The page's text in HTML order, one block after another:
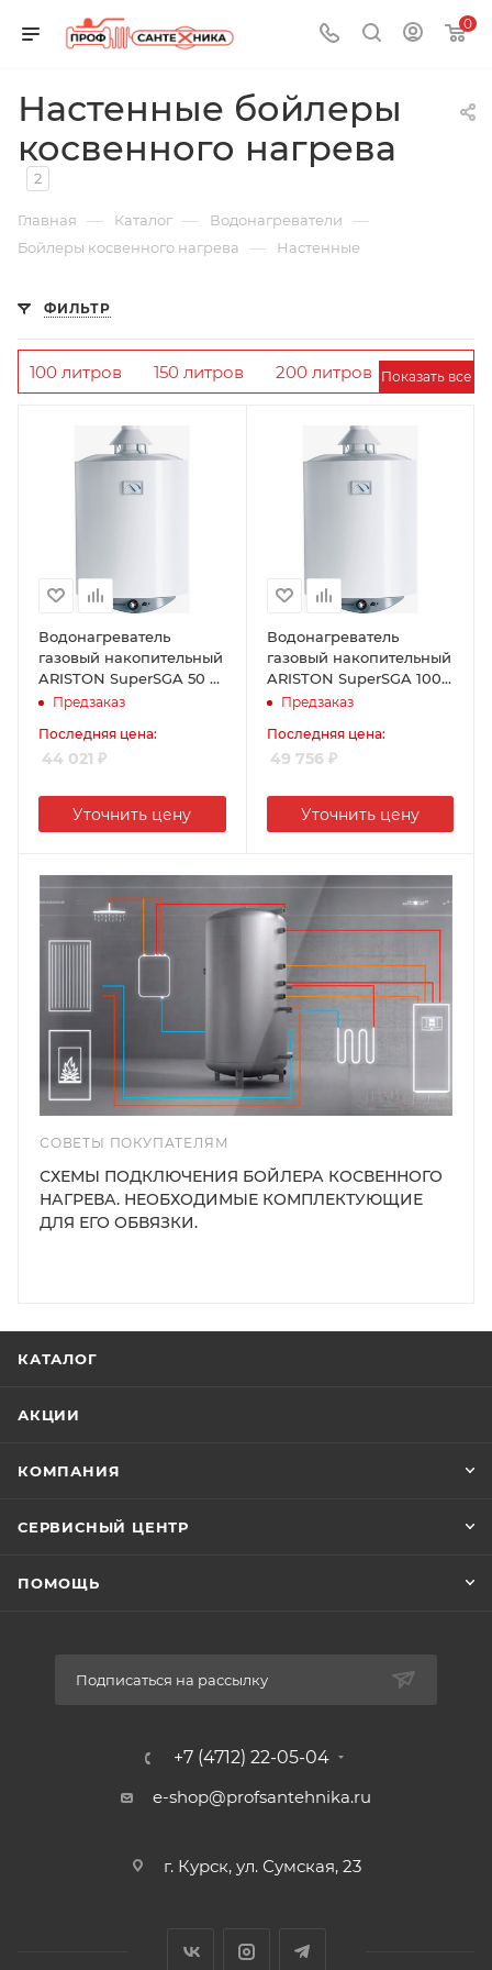
0
Настенные бойлеры
косвенного нагрева
2
Главная — Каталог — Водонагреватели —
Бойлеры косвенного нагрева — Настенные
ФИЛЬТР
100 литров 150 литров
200 литров
Protherm
Показать все
Водонагреватель
газовый накопительный
ARISTON SuperSGA 50 R,
эмалированная сталь,
Предзаказ
Последняя цена:
44 021 ₽
Уточнить цену
Водонагреватель
газовый накопительный
ARISTON SuperSGA 100
R, эмалированная сталь,
Предзаказ
Последняя цена:
49 756 ₽
Уточнить цену
СОВЕТЫ ПОКУПАТЕЛЯМ
СХЕМЫ ПОДКЛЮЧЕНИЯ БОЙЛЕРА КОСВЕННОГО
НАГРЕВА. НЕОБХОДИМЫЕ КОМПЛЕКТУЮЩИЕ
ДЛЯ ЕГО ОБВЯЗКИ.
КАТАЛОГ
АКЦИИ
КОМПАНИЯ
СЕРВИСНЫЙ ЦЕНТР
ПОМОЩЬ
Подписаться на рассылку
+7 (4712) 22-05-04
e-shop@profsantehnika.ru
г. Курск, ул. Сумская, 23